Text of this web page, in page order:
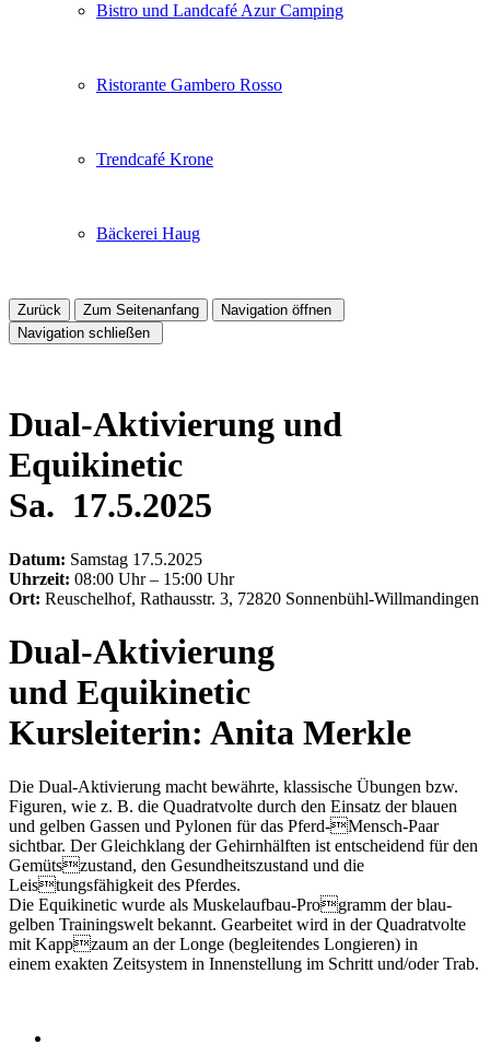
Bistro und Landcafé Azur Camping
Ristorante Gambero Rosso
Trendcafé Krone
Bäckerei Haug
Zurück Zum Seitenanfang
Navigation öffnen
Navigation schließen
Dual-Aktivierung und
Equikinetic
Sa. 17.5.2025
Datum: Samstag 17.5.2025
Uhrzeit: 08:00 Uhr– 15:00 Uhr
Ort: Reuschelhof, Rathausstr. 3, 72820 Sonnenbühl-Willmandingen
Dual-Aktivierung
und Equikinetic
Kursleiterin: Anita Merkle
Die Dual-Aktivierung macht bewährte, klassische Übungen bzw.
Figuren, wie z. B. die Quadratvolte durch den Einsatz der blauen
und gelben Gassen und Pylonen für das Pferd-Mensch-Paar
sichtbar. Der Gleichklang der Gehirnhälften ist entscheidend für den
Gemütszustand, den Gesundheitszustand und die
Leistungsfähigkeit des Pferdes.
Die Equikinetic wurde als Muskelaufbau-Programm der blau-
gelben Trainingswelt bekannt. Gearbeitet wird in der Quadratvolte
mit Kappzaum an der Longe (begleitendes Longieren) in
einem exakten Zeitsystem in Innenstellung im Schritt und/oder Trab.